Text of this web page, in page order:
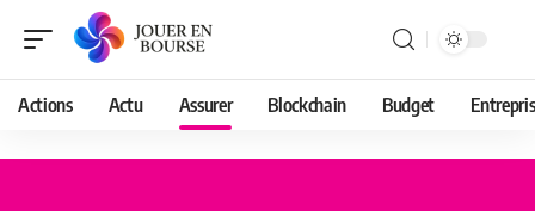
Actions Actu Assurer Blockchain Budget